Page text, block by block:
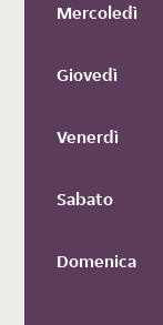
Mercoledì
Giovedì
Venerdì
Sabato
Domenica